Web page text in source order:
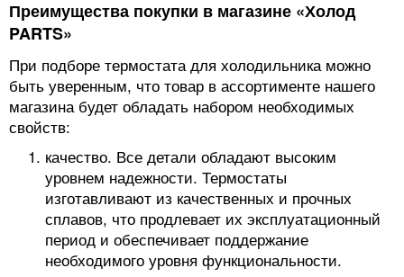
Преимущества покупки в магазине «Холод
PARTS»
При подборе термостата для холодильника можно
быть уверенным, что товар в ассортименте нашего
магазина будет обладать набором необходимых
свойств:
качество. Все детали обладают высоким
уровнем надежности. Термостаты
изготавливают из качественных и прочных
сплавов, что продлевает их эксплуатационный
период и обеспечивает поддержание
необходимого уровня функциональности.